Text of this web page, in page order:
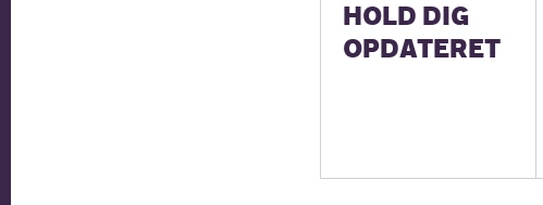
HOLD DIG
OPDATERET